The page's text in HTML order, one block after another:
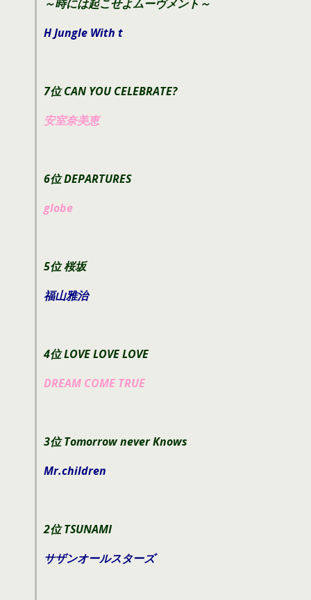
～時には起こせよムーヴメント～
H Jungle With t
7位 CAN YOU CELEBRATE?
安室奈美恵
6位 DEPARTURES
globe
5位 桜坂
福山雅治
4位 LOVE LOVE LOVE
DREAM COME TRUE
3位 Tomorrow never Knows
Mr.children
2位 TSUNAMI
サザンオールスターズ